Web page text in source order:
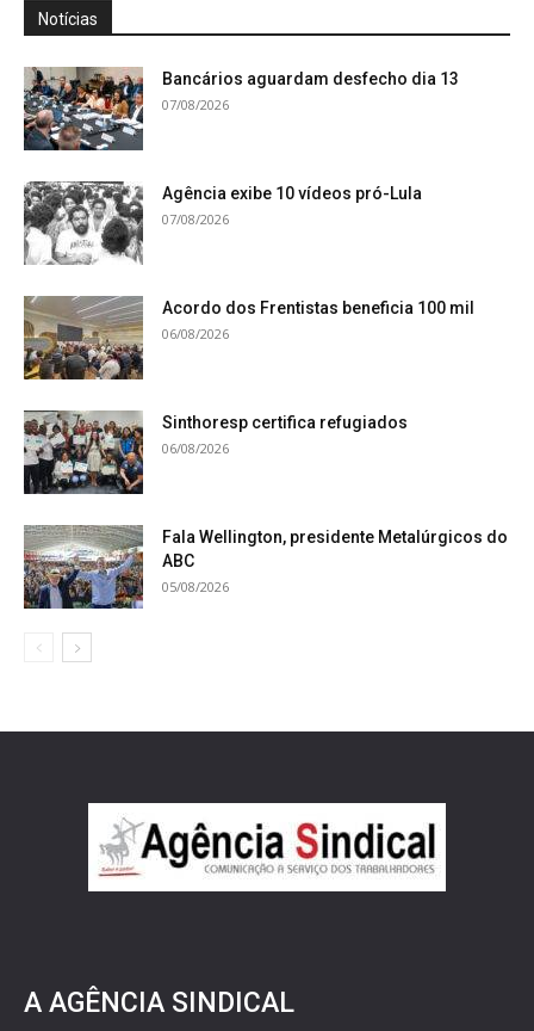
Notícias
Bancários aguardam desfecho dia 13
07/08/2026
Agência exibe 10 vídeos pró-Lula
07/08/2026
Acordo dos Frentistas beneficia 100 mil
06/08/2026
Sinthoresp certifica refugiados
06/08/2026
Fala Wellington, presidente Metalúrgicos do
ABC
05/08/2026
A AGÊNCIA SINDICAL